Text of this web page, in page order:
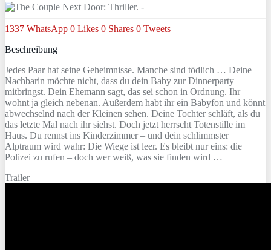
1337 WhatsApp 0 Likes 0 Shares 0 Tweets
Beschreibung
Jedes Paar hat seine Geheimnisse. Manche sind tödlich … Deine
Nachbarin möchte nicht, dass du dein Baby zur Dinnerparty
mitbringst. Dein Ehemann sagt, das sei schon in Ordnung. Ihr
wohnt ja gleich nebenan. Außerdem habt ihr ein Babyfon und könnt
abwechselnd nach der Kleinen sehen. Deine Tochter schläft, als du
das letzte Mal nach ihr siehst. Doch jetzt herrscht Totenstille im
Haus. Du rennst ins Kinderzimmer – und dein schlimmster
Alptraum wird wahr: Die Wiege ist leer. Es bleibt nur eins: die
Polizei zu rufen – doch wer weiß, was sie finden wird …
Trailer